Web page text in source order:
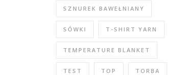
SZNUREK BAWEŁNIANY
SÓWKI T-SHIRT YARN
TEMPERATURE BLANKET
TEST TOP TORBA